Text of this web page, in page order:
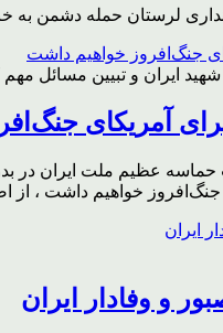
لرستان حمله دشمن به
ایران و تبیین مسائل
آمریکای
عظیم ملت ایران در
خواهیم داشت ، از
و وفادار ایران